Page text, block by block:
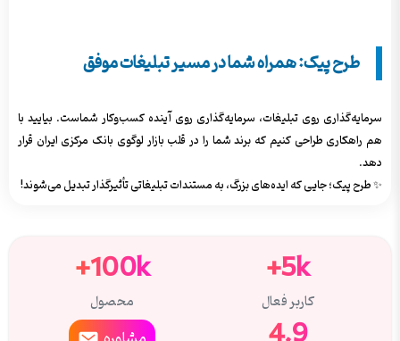
طرح پیک: همراه شما در مسیر تبلیغات موفق
سرمایه‌گذاری روی تبلیغات، سرمایه‌گذاری روی آینده کسب‌وکار شماست. بیایید با
هم راهکاری طراحی کنیم که برند شما را در قلب بازار لوگوی بانک مرکزی ایران قرار
دهد.
✨ طرح پیک؛ جایی که ایده‌های بزرگ، به مستندات تبلیغاتی تأثیرگذار تبدیل می‌شوند!
5k+
کاربر فعال
100k+
محصول